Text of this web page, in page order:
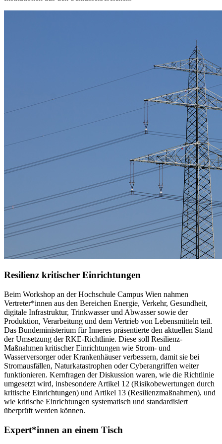
Resilienz kritischer Einrichtungen
Beim Workshop an der Hochschule Campus Wien nahmen
Vertreter*innen aus den Bereichen Energie, Verkehr, Gesundheit,
digitale Infrastruktur, Trinkwasser und Abwasser sowie der
Produktion, Verarbeitung und dem Vertrieb von Lebensmitteln teil.
Das Bundeministerium für Inneres präsentierte den aktuellen Stand
der Umsetzung der RKE-Richtlinie. Diese soll Resilienz-
Maßnahmen kritischer Einrichtungen wie Strom- und
Wasserversorger oder Krankenhäuser verbessern, damit sie bei
Stromausfällen, Naturkatastrophen oder Cyberangriffen weiter
funktionieren. Kernfragen der Diskussion waren, wie die Richtlinie
umgesetzt wird, insbesondere Artikel 12 (Risikobewertungen durch
kritische Einrichtungen) und Artikel 13 (Resilienzmaßnahmen), und
wie kritische Einrichtungen systematisch und standardisiert
überprüft werden können.
Expert*innen an einem Tisch